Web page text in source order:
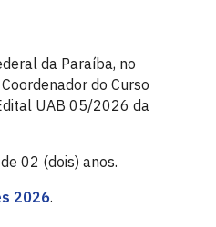
da Paraíba, no
do Curso
UAB 05/2026 da
02 (dois) anos.
2026.